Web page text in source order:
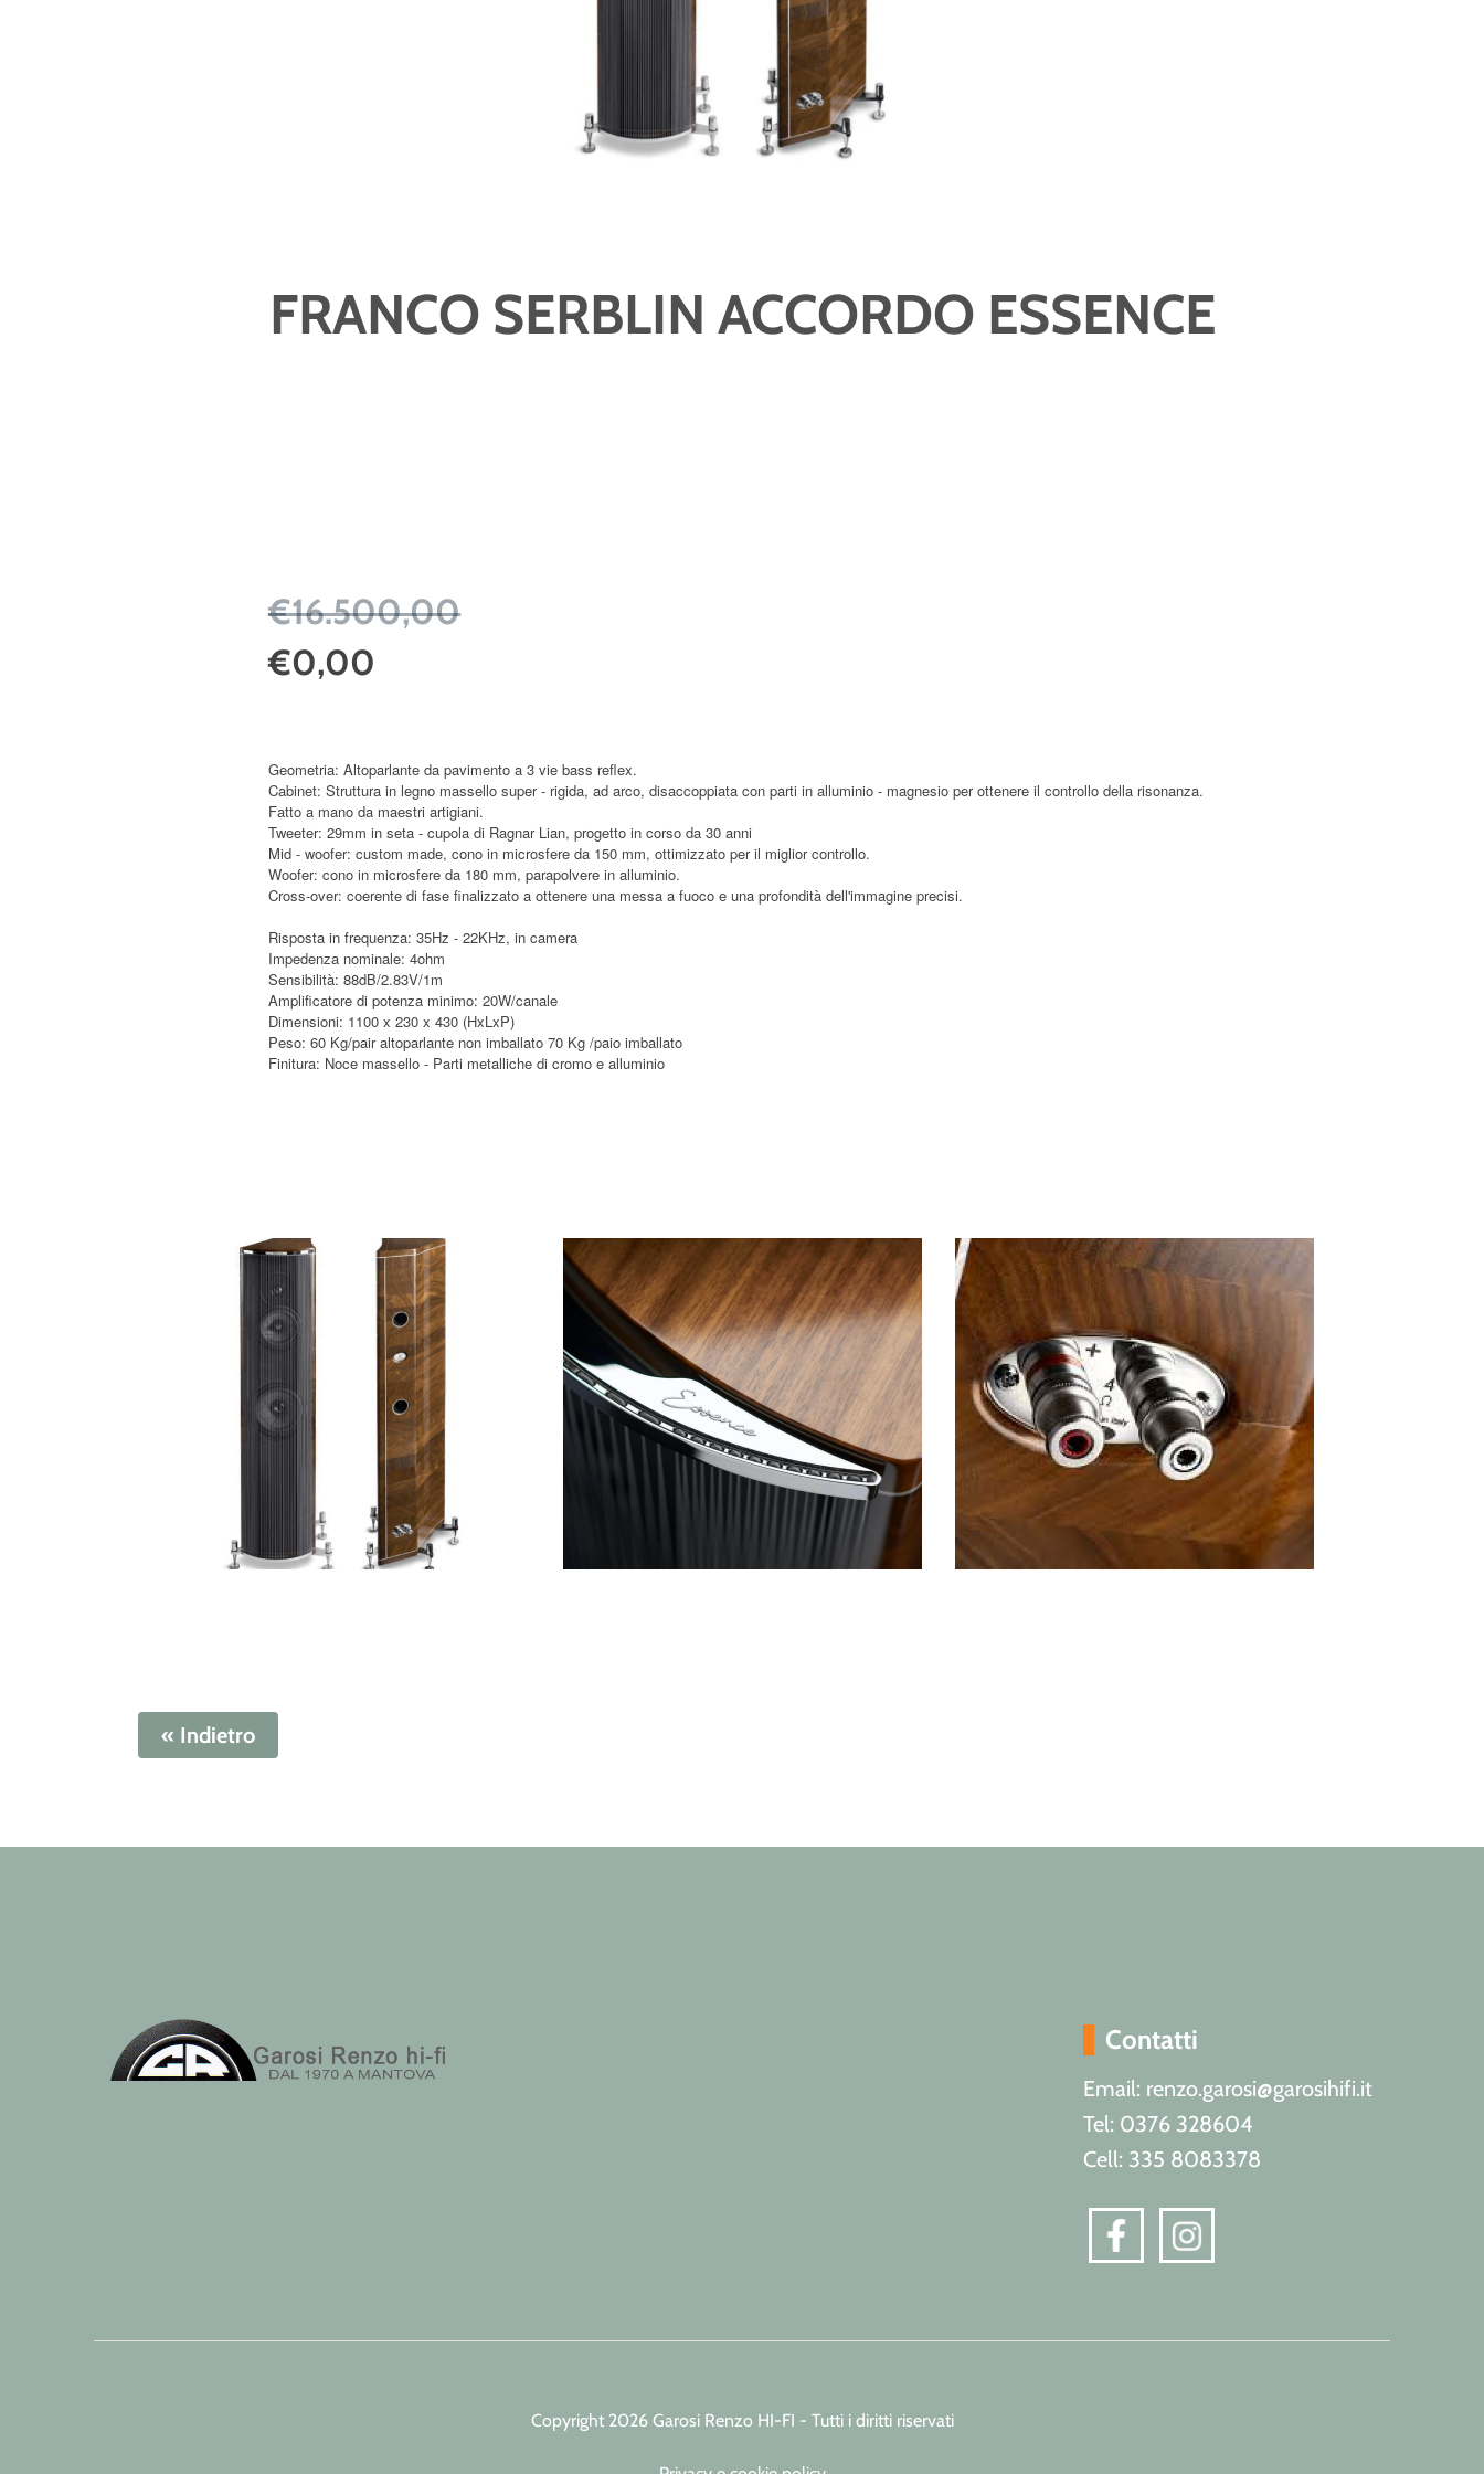
FRANCO SERBLIN ACCORDO ESSENCE
€16.500,00
€0,00
Geometria: Altoparlante da pavimento a 3 vie bass reflex.
Cabinet: Struttura in legno massello super - rigida, ad arco, disaccoppiata con parti in alluminio - magnesio per ottenere il controllo della risonanza.
Fatto a mano da maestri artigiani.
Tweeter: 29mm in seta - cupola di Ragnar Lian, progetto in corso da 30 anni
Mid - woofer: custom made, cono in microsfere da 150 mm, ottimizzato per il miglior controllo.
Woofer: cono in microsfere da 180 mm, parapolvere in alluminio.
Cross-over: coerente di fase finalizzato a ottenere una messa a fuoco e una profondità dell'immagine precisi.
Risposta in frequenza: 35Hz - 22KHz, in camera
Impedenza nominale: 4ohm
Sensibilità: 88dB/2.83V/1m
Amplificatore di potenza minimo: 20W/canale
Dimensioni: 1100 x 230 x 430 (HxLxP)
Peso: 60 Kg/pair altoparlante non imballato 70 Kg /paio imballato
Finitura: Noce massello - Parti metalliche di cromo e alluminio
« Indietro
Contatti
Email: renzo.garosi@garosihifi.it
Tel: 0376 328604
Cell: 335 8083378
Copyright 2026 Garosi Renzo HI-FI - Tutti i diritti riservati